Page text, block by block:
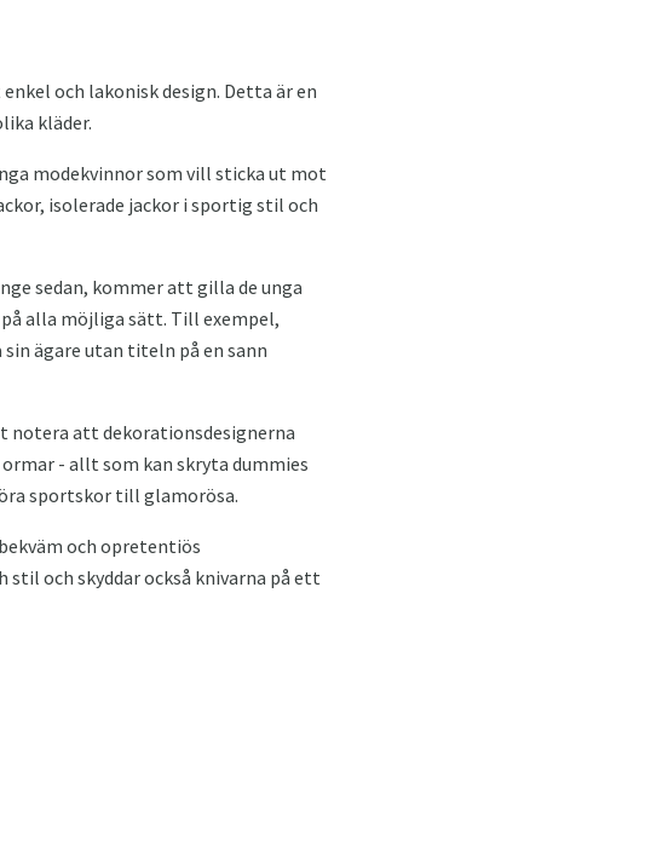
och lakonisk design. Detta är en
kläder.
modekvinnor som vill sticka ut mot
isolerade jackor i sportig stil och
sedan, kommer att gilla de unga
alla möjliga sätt. Till exempel,
ägare utan titeln på en sann
notera att dekorationsdesignerna
- allt som kan skryta dummies
sportskor till glamorösa.
och opretentiös
och skyddar också knivarna på ett